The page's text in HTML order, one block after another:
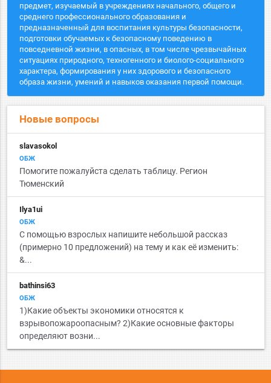
предмет, изучаемый в учреждениях начального, общего и
среднего профессионального образования и
предназначенный для воспитания культуры безопасности,
подготовки обучаемых к безопасному поведению в
повседневной жизни, в опасных, в том числе чрезвычайных
ситуациях природного, техногенного и биолого-социального
характера, формирования у них здорового и безопасного
образа жизни, умений и навыков оказания первой помощи.
Новые вопросы
slavasokol
ОБЖ
Помогите пожалуйста сделать таблицу. Регион
Тюменский
Ilya1ui
ОБЖ
С помощью взрослых напишите небольшой рассказ
(примерно 10 предложений) на тему и как её изменить:
&...
bathinsi63
ОБЖ
1)Какие объекты экономики относятся к
взрывопожароопасным? 2)Какие основные факторы
определяют возни...